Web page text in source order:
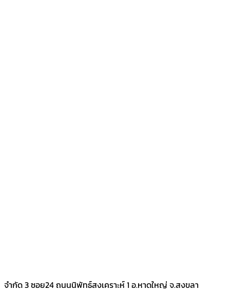
จำกัด 3 ซอย24 ถนนนิพัทธ์สงเคราะห์ 1 อ.หาดใหญ่ จ.สงขลา